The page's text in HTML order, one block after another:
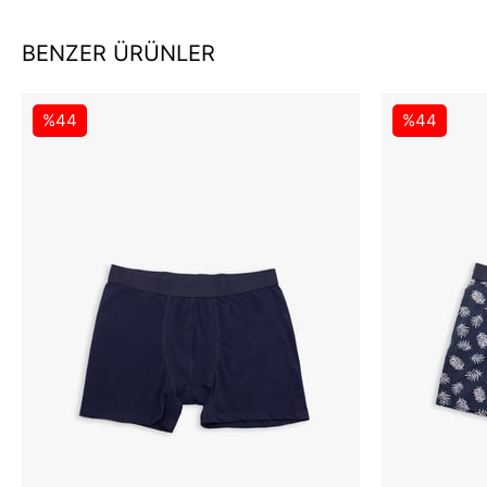
BENZER ÜRÜNLER
%44 %44